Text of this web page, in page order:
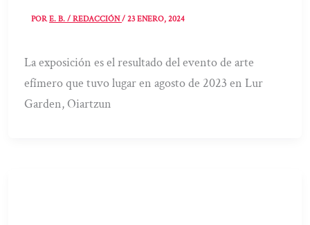
PORE. B. / REDACCIÓN/23 ENERO, 2024
La exposición es el resultado del evento de arte
efímero que tuvo lugar en agosto de 2023 en Lur
Garden, Oiartzun